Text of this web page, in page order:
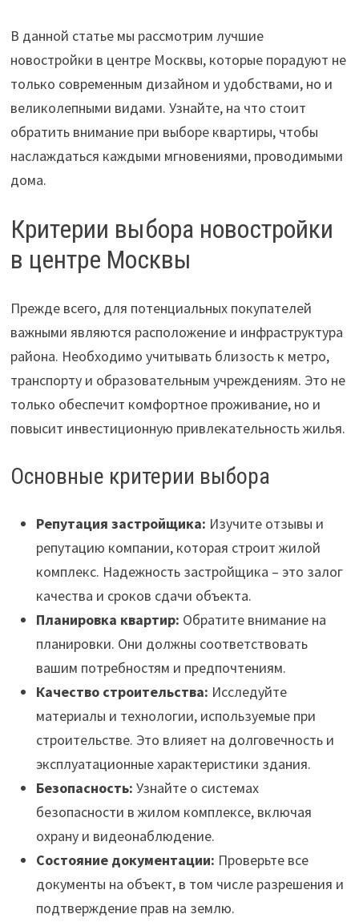
В данной статье мы рассмотрим лучшие
новостройки в центре Москвы, которые порадуют не
только современным дизайном и удобствами, но и
великолепными видами. Узнайте, на что стоит
обратить внимание при выборе квартиры, чтобы
наслаждаться каждыми мгновениями, проводимыми
дома.
Критерии выбора новостройки
в центре Москвы
Прежде всего, для потенциальных покупателей
важными являются расположение и инфраструктура
района. Необходимо учитывать близость к метро,
транспорту и образовательным учреждениям. Это не
только обеспечит комфортное проживание, но и
повысит инвестиционную привлекательность жилья.
Основные критерии выбора
Репутация застройщика: Изучите отзывы и
репутацию компании, которая строит жилой
комплекс. Надежность застройщика – это залог
качества и сроков сдачи объекта.
Планировка квартир: Обратите внимание на
планировки. Они должны соответствовать
вашим потребностям и предпочтениям.
Качество строительства: Исследуйте
материалы и технологии, используемые при
строительстве. Это влияет на долговечность и
эксплуатационные характеристики здания.
Безопасность: Узнайте о системах
безопасности в жилом комплексе, включая
охрану и видеонаблюдение.
Состояние документации: Проверьте все
документы на объект, в том числе разрешения и
подтверждение прав на землю.